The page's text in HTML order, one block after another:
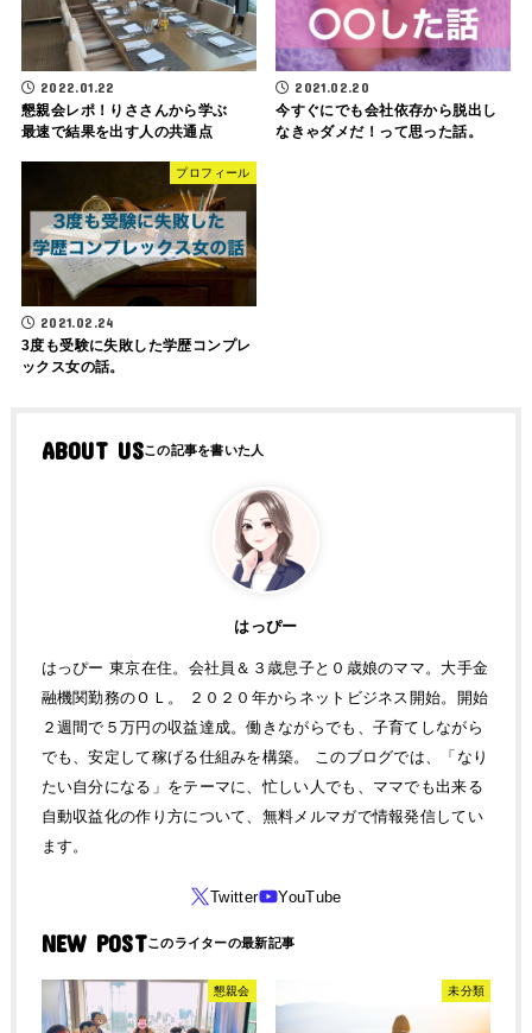
2022.01.22
懇親会レポ！りささんから学ぶ
最速で結果を出す人の共通点
2021.02.20
今すぐにでも会社依存から脱出し
なきゃダメだ！って思った話。
プロフィール
2021.02.24
3度も受験に失敗した学歴コンプレ
ックス女の話。
ABOUT US
はっぴー
はっぴー 東京在住。会社員＆３歳息子と０歳娘のママ。大手金
融機関勤務のＯＬ。 ２０２０年からネットビジネス開始。開始
２週間で５万円の収益達成。働きながらでも、子育てしながら
でも、安定して稼げる仕組みを構築。 このブログでは、「なり
たい自分になる」をテーマに、忙しい人でも、ママでも出来る
自動収益化の作り方について、無料メルマガで情報発信してい
ます。
NEW POST
懇親会 未分類